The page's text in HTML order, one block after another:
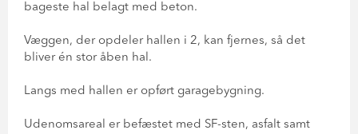
bageste hal belagt med beton.
Væggen, der opdeler hallen i 2, kan fjernes, så det
bliver én stor åben hal.
Langs med hallen er opført garagebygning.
Udenomsareal er befæstet med SF-sten, asfalt samt